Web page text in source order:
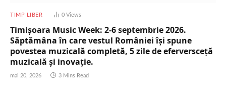
TIMP LIBER 0 Views
Timișoara Music Week: 2-6 septembrie 2026.
Săptămâna în care vestul României își spune
povestea muzicală completă, 5 zile de eferversceță
muzicală și inovație.
mai 20, 2026 3 Mins Read